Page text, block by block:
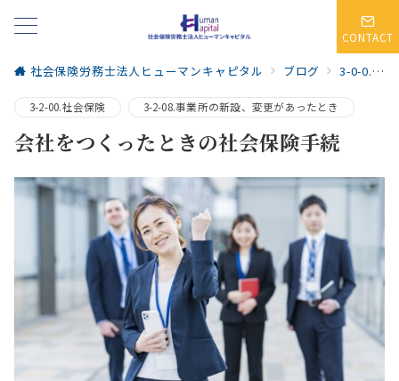
CONTACT
社会保険労務士法人ヒューマンキャピタル ブログ 3-0-0.人事労務・社会保険
3-2-00.社会保険 3-2-08.事業所の新設、変更があったとき
会社をつくったときの社会保険手続